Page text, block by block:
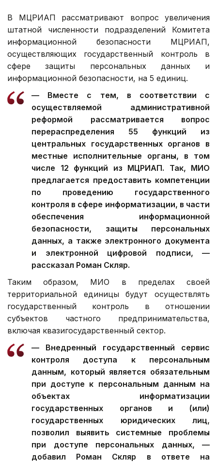
В МЦРИАП рассматривают вопрос увеличения
штатной численности подразделений Комитета
информационной безопасности МЦРИАП,
осуществляющих государственный контроль в
сфере защиты персональных данных и
информационной безопасности, на 5 единиц.
— Вместе с тем, в соответствии с
осуществляемой административной
реформой рассматривается вопрос
перераспределения 55 функций из
центральных государственных органов в
местные исполнительные органы, в том
числе 12 функций из МЦРИАП. Так, МИО
предлагается предоставить компетенции
по проведению государственного
контроля в сфере информатизации, в части
обеспечения информационной
безопасности, защиты персональных
данных, а также электронного документа
и электронной цифровой подписи, —
рассказал Роман Скляр.
Таким образом, МИО в пределах своей
территориальной единицы будут осуществлять
государственный контроль в отношении
субъектов частного предпринимательства,
включая квазигосударственный сектор.
— Внедренный государственный сервис
контроля доступа к персональным
данным, который является обязательным
при доступе к персональным данным на
объектах информатизации
государственных органов и (или)
государственных юридических лиц,
позволил выявить системные проблемы
при доступе персональных данных, —
добавил Роман Скляр в ответе на